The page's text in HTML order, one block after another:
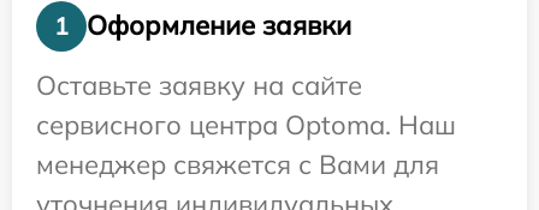
1
Оформление заявки
Оставьте заявку на сайте
сервисного центра Optoma. Наш
менеджер свяжется с Вами для